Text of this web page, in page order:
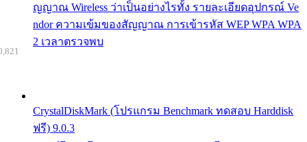
ญญาณ Wireless ว่าเป็นอย่างไรทั้ง รายละเอียดอุปกรณ์ Ve
ndor ความเข้มของสัญญาณ การเข้ารหัส WEP WPA WPA
2 เวลาตรวจพบ
CrystalDiskMark (โปรแกรม Benchmark ทดสอบ Harddisk
ฟรี) 9.0.3